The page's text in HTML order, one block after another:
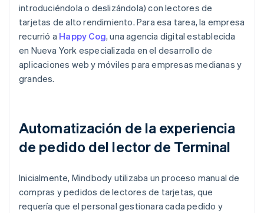
introduciéndola o deslizándola) con lectores de
tarjetas de alto rendimiento. Para esa tarea, la empresa
recurrió a Happy Cog, una agencia digital establecida
en Nueva York especializada en el desarrollo de
aplicaciones web y móviles para empresas medianas y
grandes.
Automatización de la experiencia
de pedido del lector de Terminal
Inicialmente, Mindbody utilizaba un proceso manual de
compras y pedidos de lectores de tarjetas, que
requería que el personal gestionara cada pedido y